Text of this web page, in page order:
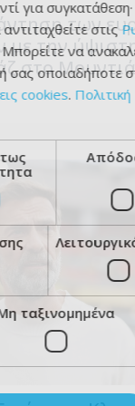
των
με την
στο
για συγκατάθεση·
στις
Μπορείτε να
σας οποιαδήποτε
cookies. Πολιτική
ταξινομημένα